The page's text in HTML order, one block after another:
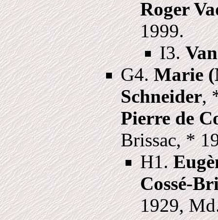
Roger
1999.
I3.
G4.Marie
Schneider,
Pierre de
Brissac, *
H1.
Cossé-
1929,